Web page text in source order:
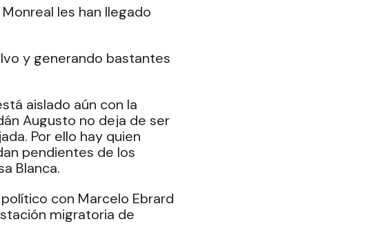
les han llegado
y generando bastantes
aislado aún con la
Augusto no deja de ser
Por ello hay quien
pendientes de los
Blanca.
con Marcelo Ebrard
migratoria de